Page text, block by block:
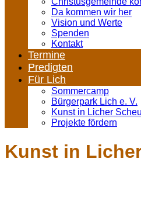
Da kommen wir her
Vision und Werte
Spenden
Kontakt
Termine
Predigten
Für Lich
Sommercamp
Bürgerpark Lich e. V.
Kunst in Licher
Projekte fördern
Kunst in